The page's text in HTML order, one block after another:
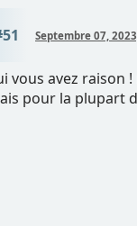
Septembre 07,
vous avez raison
pour la plupart